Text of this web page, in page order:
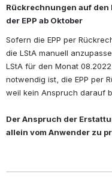
Rückrechnungen auf den
der EPP ab Oktober
Sofern die EPP per
die LStA manuell
LStA für den Monat
notwendig ist, die EPP per
weil kein Anspruch darauf
Der Anspruch der
allein vom Anwender zu